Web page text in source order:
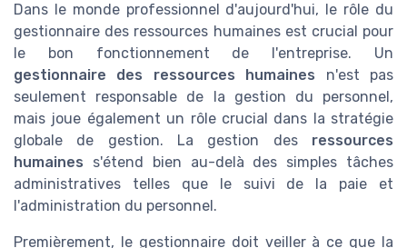
Dans le monde professionnel d'aujourd'hui, le rôle du
gestionnaire des ressources humaines est crucial pour
le bon fonctionnement de l'entreprise. Un
gestionnaire des ressources humaines n'est pas
seulement responsable de la gestion du personnel,
mais joue également un rôle crucial dans la stratégie
globale de gestion. La gestion des ressources
humaines s'étend bien au-delà des simples tâches
administratives telles que le suivi de la paie et
l'administration du personnel.
Premièrement, le gestionnaire doit veiller à ce que la